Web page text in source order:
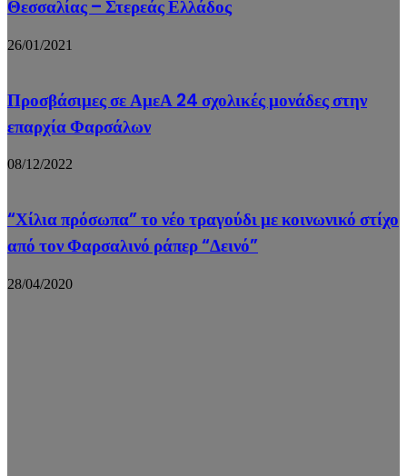
Θεσσαλίας – Στερεάς Ελλάδος
26/01/2021
Προσβάσιμες σε ΑμεΑ 24 σχολικές μονάδες στην
επαρχία Φαρσάλων
08/12/2022
“Χίλια πρόσωπα” το νέο τραγούδι με κοινωνικό στίχο
από τον Φαρσαλινό ράπερ “Δεινό”
28/04/2020